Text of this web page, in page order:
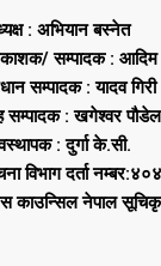
: अभियान बस्नेत
सम्पादक :
सम्पादक : यादव गिरी
सम्पादक : खगेश्वर पौडेल
: दुर्गा के.सी.
विभाग दर्ता
काउन्सिल नेपाल